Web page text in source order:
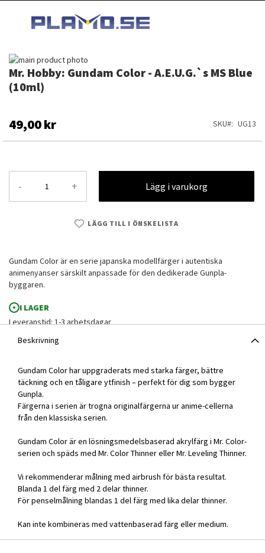
INNEHÅLLET
Mr. Hobby: Gundam Color - A.E.U.G.`s MS Blue
(10ml)
49,00 kr SKU UG13
- + Lägg i varukorg
LÄGG TILL I ÖNSKELISTA
Gundam Color är en serie japanska modellfärger i autentiska
animenyanser särskilt anpassade för den dedikerade Gunpla-
byggaren.
I LAGER
Leveranstid: 1-3 arbetsdagar
Hoppa
till
slutet
av
Hoppa
till
början
bildgalleriet
Beskrivning
Gundam Color har uppgraderats med starka färger, bättre
täckning och en tåligare ytfinish – perfekt för dig som bygger
Gunpla.
Färgerna i serien är trogna originalfärgerna ur anime-cellerna
från den klassiska serien.
Gundam Color är en lösningsmedelsbaserad akrylfärg i Mr. Color-
serien och späds med Mr. Color Thinner eller Mr. Leveling Thinner.
Vi rekommenderar målning med airbrush för bästa resultat.
Blanda 1 del färg med 2 delar thinner.
För penselmålning blandas 1 del färg med lika delar thinner.
Kan inte kombineras med vattenbaserad färg eller medium.